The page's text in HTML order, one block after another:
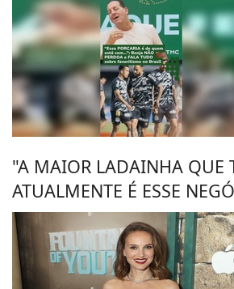
"A MAIOR LADAINHA QUE
ATUALMENTE É ESSE